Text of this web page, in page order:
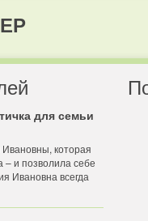
для семьи
которая
– и позволила себе
Ивановна всегда